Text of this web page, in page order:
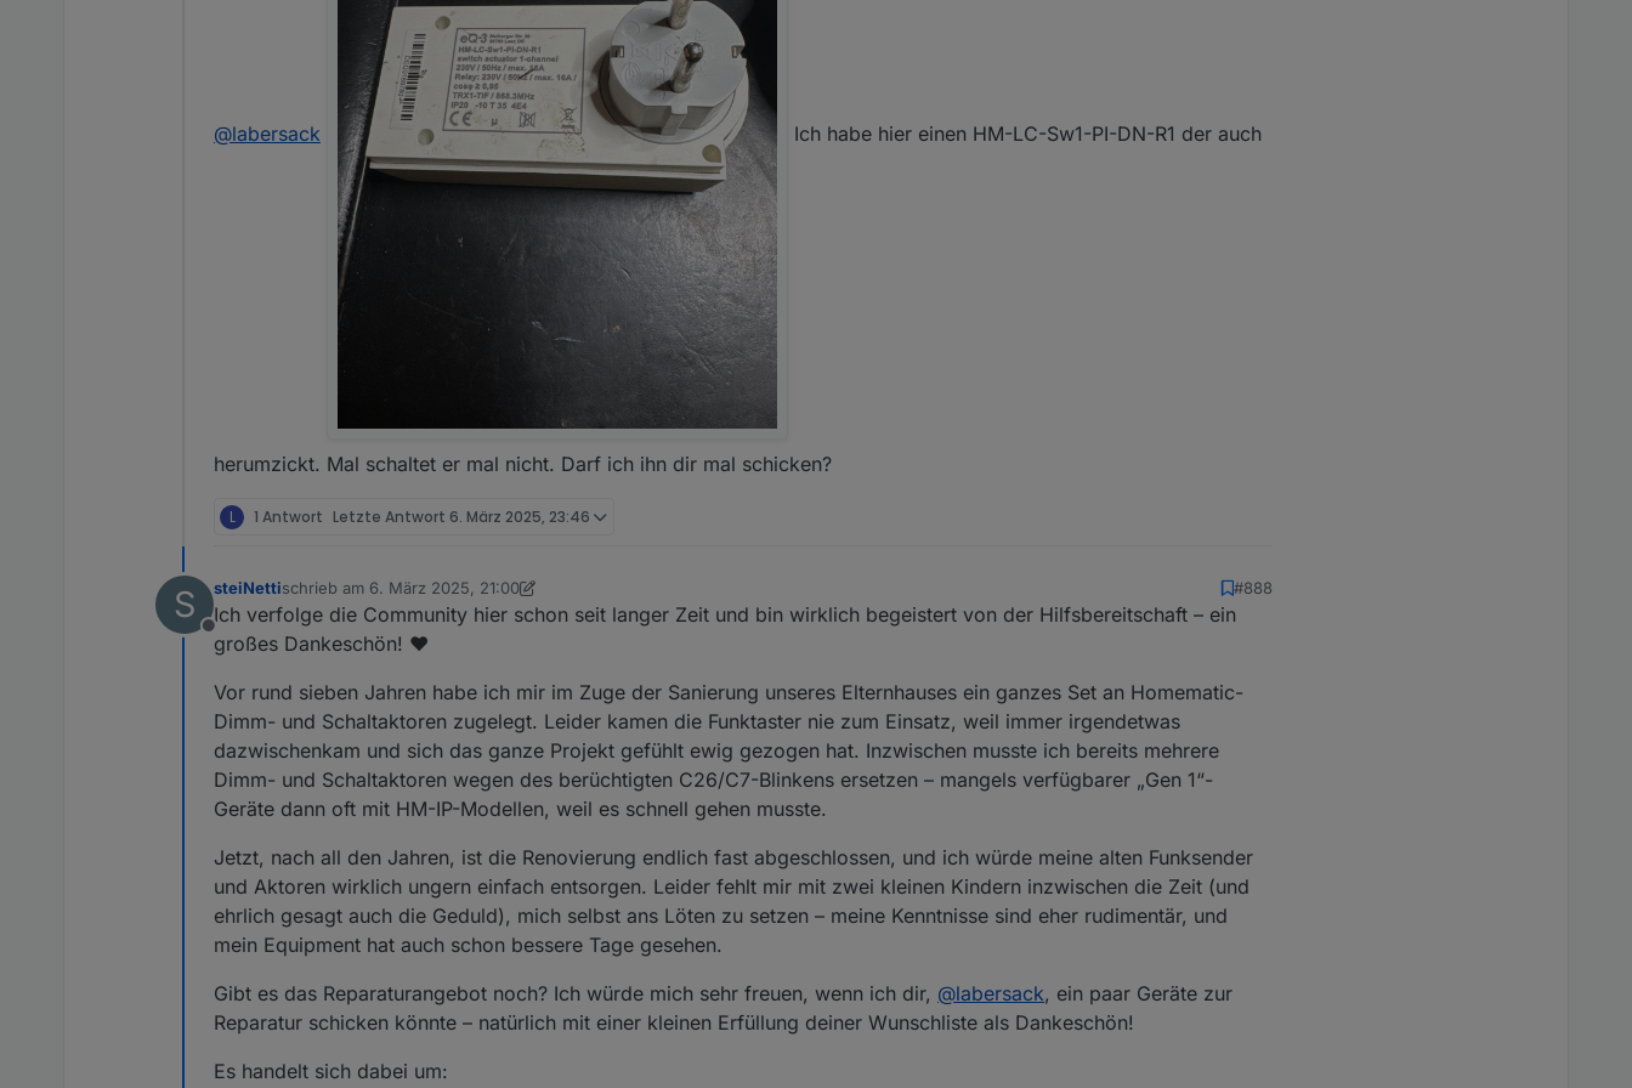
@labersack Ich habe hier einen HM-LC-Sw1-PI-DN-R1 der auch
herumzickt. Mal schaltet er mal nicht. Darf ich ihn dir mal schicken?
L 1 Antwort Letzte Antwort 6. März 2025, 23:46
S
Offline
steiNettischrieb am 6. März 2025, 21:00
zuletzt editiert von steiNetti 3. Juni 2025, 22:08
#888
Ich verfolge die Community hier schon seit langer Zeit und bin wirklich begeistert von der Hilfsbereitschaft – ein
großes Dankeschön! ♥️
Vor rund sieben Jahren habe ich mir im Zuge der Sanierung unseres Elternhauses ein ganzes Set an Homematic-
Dimm- und Schaltaktoren zugelegt. Leider kamen die Funktaster nie zum Einsatz, weil immer irgendetwas
dazwischenkam und sich das ganze Projekt gefühlt ewig gezogen hat. Inzwischen musste ich bereits mehrere
Dimm- und Schaltaktoren wegen des berüchtigten C26/C7-Blinkens ersetzen – mangels verfügbarer „Gen 1“-
Geräte dann oft mit HM-IP-Modellen, weil es schnell gehen musste.
Jetzt, nach all den Jahren, ist die Renovierung endlich fast abgeschlossen, und ich würde meine alten Funksender
und Aktoren wirklich ungern einfach entsorgen. Leider fehlt mir mit zwei kleinen Kindern inzwischen die Zeit (und
ehrlich gesagt auch die Geduld), mich selbst ans Löten zu setzen – meine Kenntnisse sind eher rudimentär, und
mein Equipment hat auch schon bessere Tage gesehen.
Gibt es das Reparaturangebot noch? Ich würde mich sehr freuen, wenn ich dir, @labersack, ein paar Geräte zur
Reparatur schicken könnte – natürlich mit einer kleinen Erfüllung deiner Wunschliste als Dankeschön!
Es handelt sich dabei um: